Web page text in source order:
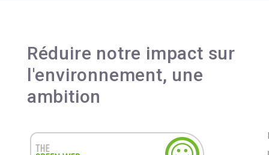
Réduire notre impact sur
l'environnement, une
ambition